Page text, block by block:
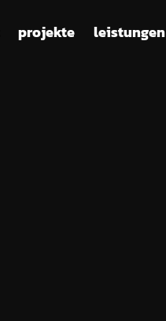
projekte leistungen